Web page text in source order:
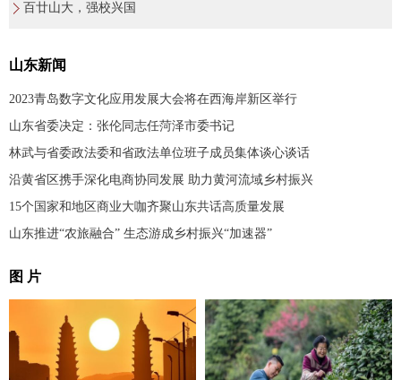
百廿山大，强校兴国
山东新闻
2023青岛数字文化应用发展大会将在西海岸新区举行
山东省委决定：张伦同志任菏泽市委书记
林武与省委政法委和省政法单位班子成员集体谈心谈话
沿黄省区携手深化电商协同发展 助力黄河流域乡村振兴
15个国家和地区商业大咖齐聚山东共话高质量发展
山东推进“农旅融合” 生态游成乡村振兴“加速器”
图 片